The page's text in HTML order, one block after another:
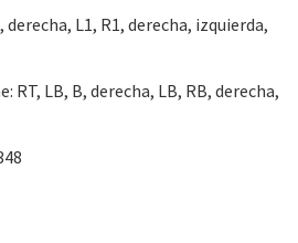
derecha, L1, R1, derecha, izquierda,
RT, LB, B, derecha, LB, RB, derecha,